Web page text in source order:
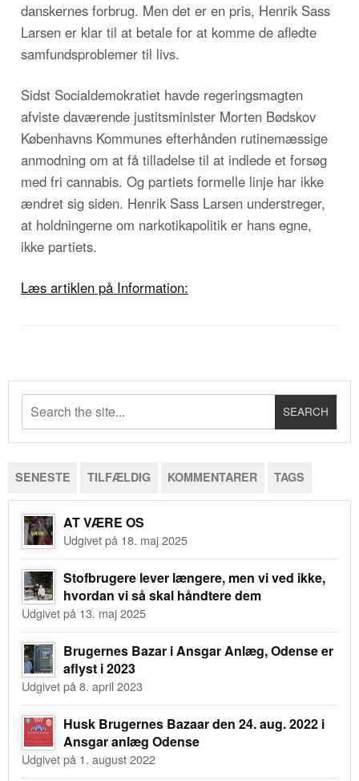
danskernes forbrug. Men det er en pris, Henrik Sass
Larsen er klar til at betale for at komme de afledte
samfundsproblemer til livs.
Sidst Socialdemokratiet havde regeringsmagten
afviste daværende justitsminister Morten Bødskov
Københavns Kommunes efterhånden rutinemæssige
anmodning om at få tilladelse til at indlede et forsøg
med fri cannabis. Og partiets formelle linje har ikke
ændret sig siden. Henrik Sass Larsen understreger,
at holdningerne om narkotikapolitik er hans egne,
ikke partiets.
Læs artiklen på Information:
SENESTE TILFÆLDIG KOMMENTARER TAGS
AT VÆRE OS
Udgivet på 18. maj 2025
Stofbrugere lever længere, men vi ved ikke,
hvordan vi så skal håndtere dem
Udgivet på 13. maj 2025
Brugernes Bazar i Ansgar Anlæg, Odense er
aflyst i 2023
Udgivet på 8. april 2023
Husk Brugernes Bazaar den 24. aug. 2022 i
Ansgar anlæg Odense
Udgivet på 1. august 2022